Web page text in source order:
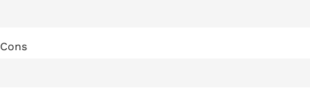
Cons